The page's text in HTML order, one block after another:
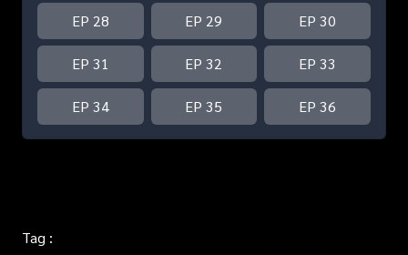
EP 28 EP 29 EP 30
EP 31 EP 32 EP 33
EP 34 EP 35 EP 36
Tag :